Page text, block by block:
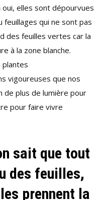
elles sont dépourvues
feuillages qui ne sont pas
des feuilles vertes car la
à la zone blanche.
plantes
vigoureuses que nos
de plus de lumière pour
pour faire vivre
sait que tout
des feuilles,
prennent la